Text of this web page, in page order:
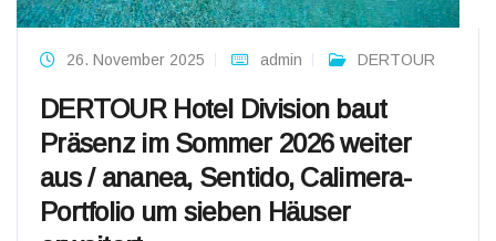
26. November 2025 admin DERTOUR
DERTOUR Hotel Division baut
Präsenz im Sommer 2026 weiter
aus / ananea, Sentido, Calimera-
Portfolio um sieben Häuser